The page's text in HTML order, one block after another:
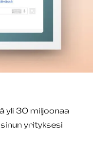
yli 30 miljoonaa
sinun yrityksesi